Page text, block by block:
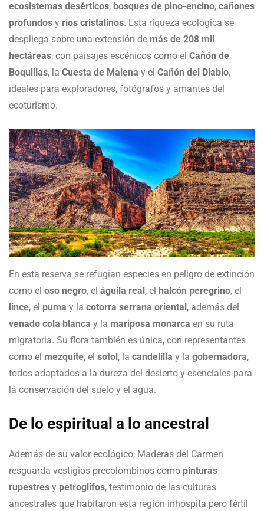
ecosistemas desérticos, bosques de pino-encino, cañones
profundos y ríos cristalinos. Esta riqueza ecológica se
despliega sobre una extensión de más de 208 mil
hectáreas, con paisajes escénicos como el Cañón de
Boquillas, la Cuesta de Malena y el Cañón del Diablo,
ideales para exploradores, fotógrafos y amantes del
ecoturismo.
En esta reserva se refugian especies en peligro de extinción
como el oso negro, el águila real, el halcón peregrino, el
lince, el puma y la cotorra serrana oriental, además del
venado cola blanca y la mariposa monarca en su ruta
migratoria. Su flora también es única, con representantes
como el mezquite, el sotol, la candelilla y la gobernadora,
todos adaptados a la dureza del desierto y esenciales para
la conservación del suelo y el agua.
De lo espiritual a lo ancestral
Además de su valor ecológico, Maderas del Carmen
resguarda vestigios precolombinos como pinturas
rupestres y petroglifos, testimonio de las culturas
ancestrales que habitaron esta región inhóspita pero fértil